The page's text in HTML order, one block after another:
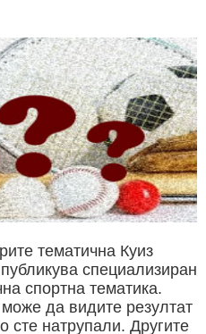
тематична Куиз
специализиран
спортна тематика.
да видите резултат
сте натрупали. Другите